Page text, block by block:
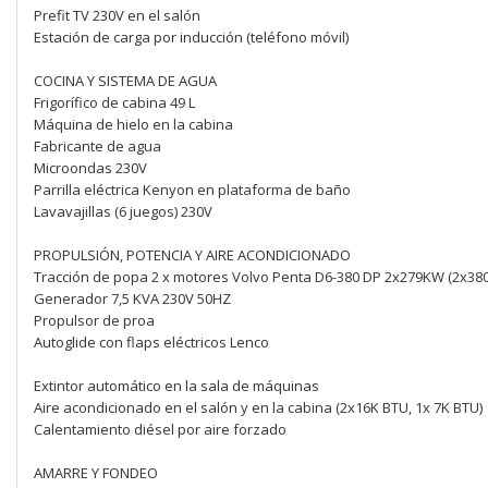
Prefit TV 230V en el salón
Estación de carga por inducción (teléfono móvil)
COCINA Y SISTEMA DE AGUA
Frigorífico de cabina 49 L
Máquina de hielo en la cabina
Fabricante de agua
Microondas 230V
Parrilla eléctrica Kenyon en plataforma de baño
Lavavajillas (6 juegos) 230V
PROPULSIÓN, POTENCIA Y AIRE ACONDICIONADO
Tracción de popa 2 x motores Volvo Penta D6-380 DP 2x279KW
Generador 7,5 KVA 230V 50HZ
Propulsor de proa
Autoglide con flaps eléctricos Lenco
Extintor automático en la sala de máquinas
Aire acondicionado en el salón y en la cabina (2x16K BTU, 1x 7K BTU)
Calentamiento diésel por aire forzado
AMARRE Y FONDEO